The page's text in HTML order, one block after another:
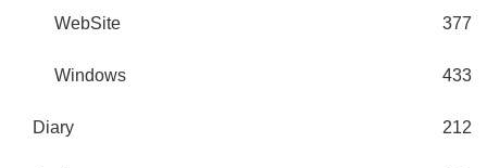
WebSite 377
Windows 433
Diary 212